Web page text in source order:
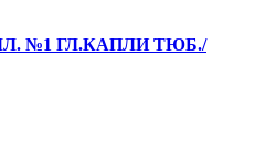
№1 ГЛ.КАПЛИ ТЮБ./